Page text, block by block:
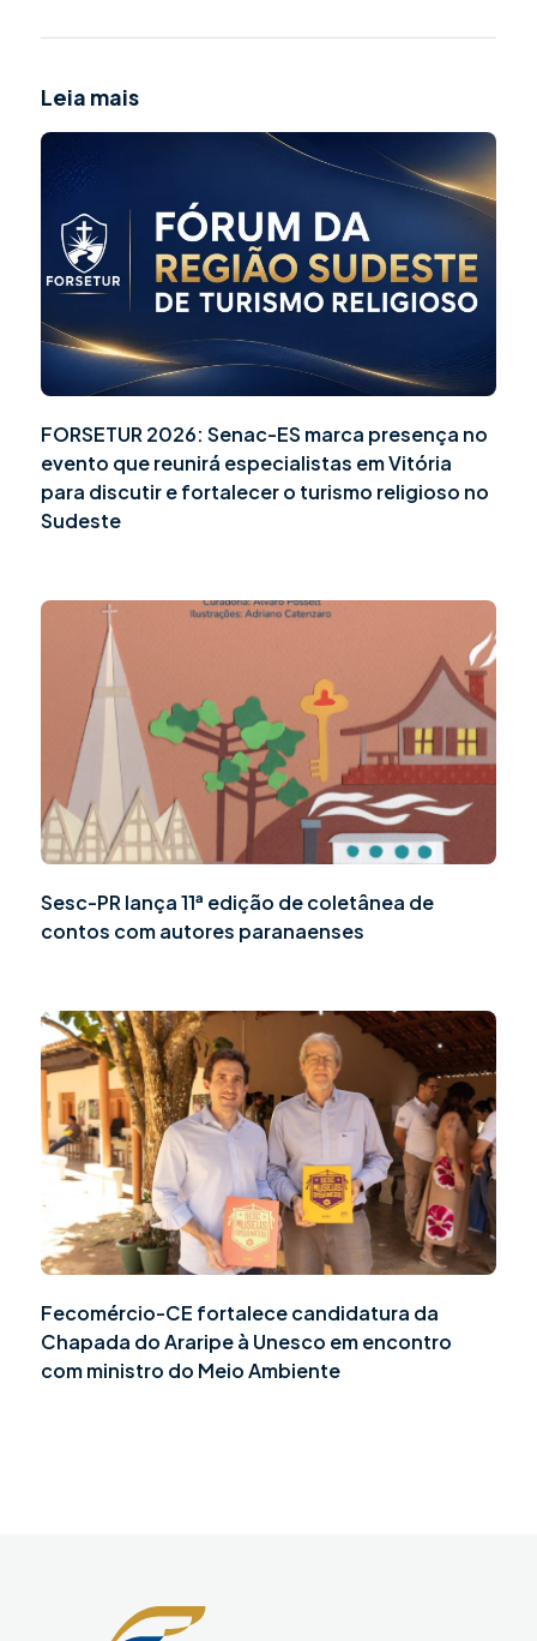
Leia mais
FORSETUR 2026: Senac-ES marca presença no
evento que reunirá especialistas em Vitória
para discutir e fortalecer o turismo religioso no
Sudeste
Sesc-PR lança 11ª edição de coletânea de
contos com autores paranaenses
Fecomércio-CE fortalece candidatura da
Chapada do Araripe à Unesco em encontro
com ministro do Meio Ambiente